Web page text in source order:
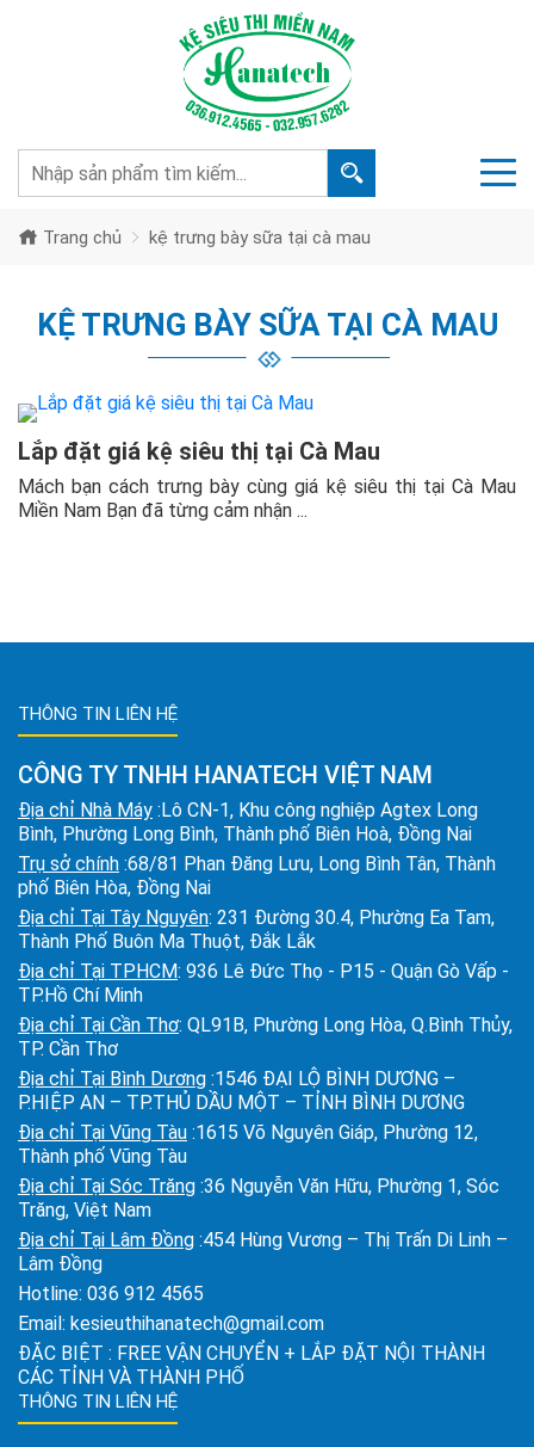
Trang chủ kệ trưng bày sữa tại cà mau
KỆ TRƯNG BÀY SỮA TẠI CÀ MAU
Lắp đặt giá kệ siêu thị tại Cà Mau
Mách bạn cách trưng bày cùng giá kệ siêu thị tại Cà Mau
Miền Nam Bạn đã từng cảm nhận ...
THÔNG TIN LIÊN HỆ
CÔNG TY TNHH HANATECH VIỆT NAM
Địa chỉ Nhà Máy :Lô CN-1, Khu công nghiệp Agtex Long
Bình, Phường Long Bình, Thành phố Biên Hoà, Đồng Nai
Trụ sở chính :68/81 Phan Đăng Lưu, Long Bình Tân, Thành
phố Biên Hòa, Đồng Nai
Địa chỉ Tại Tây Nguyên: 231 Đường 30.4, Phường Ea Tam,
Thành Phố Buôn Ma Thuột, Đắk Lắk
Địa chỉ Tại TPHCM: 936 Lê Đức Thọ - P15 - Quận Gò Vấp -
TP.Hồ Chí Minh
Địa chỉ Tại Cần Thơ: QL91B, Phường Long Hòa, Q.Bình Thủy,
TP. Cần Thơ
Địa chỉ Tại Bình Dương :1546 ĐẠI LỘ BÌNH DƯƠNG –
P.HIỆP AN – TP.THỦ DẦU MỘT – TỈNH BÌNH DƯƠNG
Địa chỉ Tại Vũng Tàu :1615 Võ Nguyên Giáp, Phường 12,
Thành phố Vũng Tàu
Địa chỉ Tại Sóc Trăng :36 Nguyễn Văn Hữu, Phường 1, Sóc
Trăng, Việt Nam
Địa chỉ Tại Lâm Đồng :454 Hùng Vương – Thị Trấn Di Linh –
Lâm Đồng
Hotline: 036 912 4565
Email: kesieuthihanatech@gmail.com
ĐẶC BIỆT : FREE VẬN CHUYỂN + LẮP ĐẶT NỘI THÀNH
CÁC TỈNH VÀ THÀNH PHỐ
THÔNG TIN LIÊN HỆ